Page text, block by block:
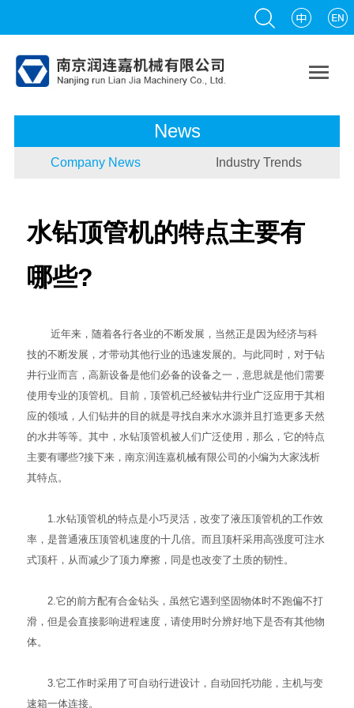

News
Company News Industry Trends
水钻顶管机的特点主要有
哪些?
近年来，随着各行各业的不断发展，当然正是因为经济与科
技的不断发展，才带动其他行业的迅速发展的。与此同时，对于钻
井行业而言，高新设备是他们必备的设备之一，意思就是他们需要
使用专业的顶管机。目前，顶管机已经被钻井行业广泛应用于其相
应的领域，人们钻井的目的就是寻找自来水水源并且打造更多天然
的水井等等。其中，水钻顶管机被人们广泛使用，那么，它的特点
主要有哪些?接下来，南京润连嘉机械有限公司的小编为大家浅析
其特点。
1.水钻顶管机的特点是小巧灵活，改变了液压顶管机的工作效
率，是普通液压顶管机速度的十几倍。而且顶杆采用高强度可注水
式顶杆，从而减少了顶力摩擦，同是也改变了土质的韧性。
2.它的前方配有合金钻头，虽然它遇到坚固物体时不跑偏不打
滑，但是会直接影响进程速度，请使用时分辨好地下是否有其他物
体。
3.它工作时采用了可自动行进设计，自动回托功能，主机与变
速箱一体连接。